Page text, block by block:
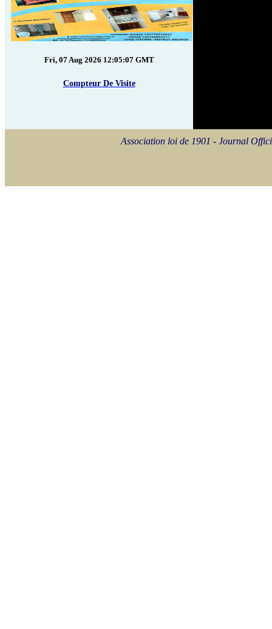
Fri, 07 Aug 2026 12:05:07 GMT
Compteur De Visite
Association loi de 1901 - Journal